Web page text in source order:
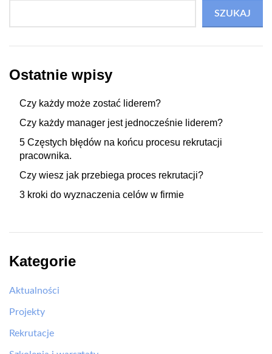
SZUKAJ
Ostatnie wpisy
Czy każdy może zostać liderem?
Czy każdy manager jest jednocześnie liderem?
5 Częstych błędów na końcu procesu rekrutacji
pracownika.
Czy wiesz jak przebiega proces rekrutacji?
3 kroki do wyznaczenia celów w firmie
Kategorie
Aktualności
Projekty
Rekrutacje